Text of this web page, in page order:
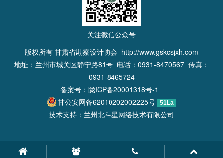
关注微信公众号
版权所有 甘肃省勘察设计协会 http://www.gskcsjxh.com
地址：兰州市城关区静宁路81号 电话：0931-8470567 传真：
0931-8465724
备案号： 陇ICP备20001318号-1
甘公安网备62010202002225号
51La
技术支持：兰州北斗星网络技术有限公司